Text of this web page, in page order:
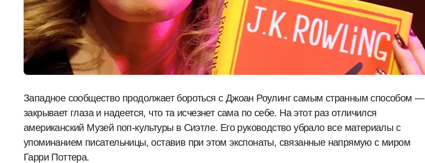
Западное сообщество продолжает бороться с Джоан Роулинг самым странным способом —
закрывает глаза и надеется, что та исчезнет сама по себе. На этот раз отличился
американский Музей поп-культуры в Сиэтле. Его руководство убрало все материалы с
упоминанием писательницы, оставив при этом экспонаты, связанные напрямую с миром
Гарри Поттера.